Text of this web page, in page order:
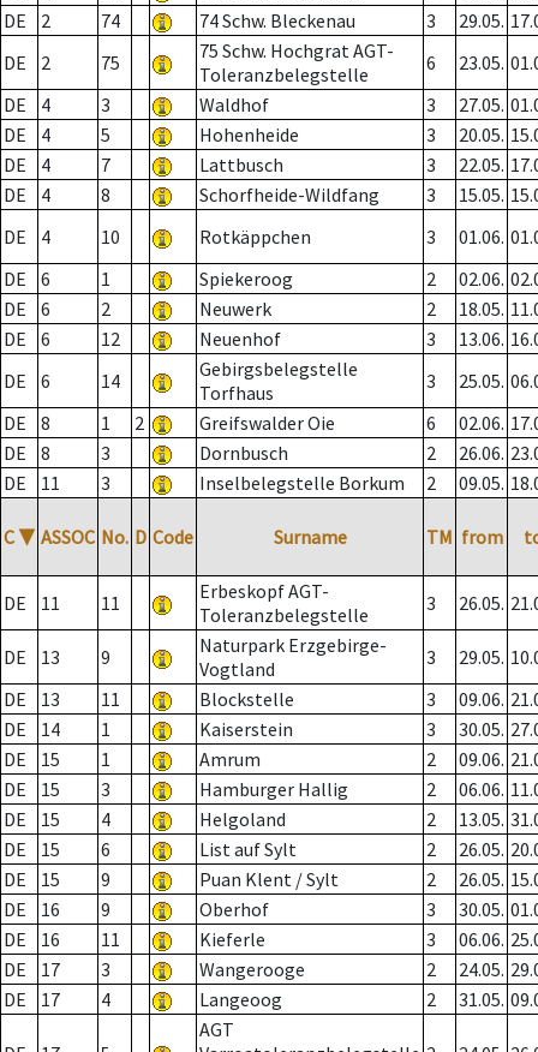
DE
2 74 74 Schw. Bleckenau 3 29.05.
DE
2 75
75 Schw. Hochgrat AGT-
Toleranzbelegstelle
6 23.05.
DE
4 3 Waldhof 3 27.05.
DE
4 5 Hohenheide 3 20.05.
DE
4 7 Lattbusch 3 22.05.
DE
4 8 Schorfheide-Wildfang 3 15.05.
DE
4 10 Rotkäppchen 3 01.06.
DE
6 1 Spiekeroog 2 02.06.
DE
6 2 Neuwerk 2 18.05.
DE
6 12 Neuenhof 3 13.06.
DE
6 14
Gebirgsbelegstelle
Torfhaus
3 25.05.
DE
8 1 2 Greifswalder Oie 6 02.06.
DE
8 3 Dornbusch 2 26.06.
DE
11 3 Inselbelegstelle Borkum 2 09.05.
C ▼ ASSOC No. D Code Surname TM from
DE 11 11
Erbeskopf AGT-
Toleranzbelegstelle
3 26.05.
DE 13 9
Naturpark Erzgebirge-
Vogtland
3 29.05.
DE
13 11 Blockstelle 3 09.06.
DE
14 1 Kaiserstein 3 30.05.
DE
15 1 Amrum 2 09.06.
DE
15 3 Hamburger Hallig 2 06.06.
DE
15 4 Helgoland 2 13.05.
DE
15 6 List auf Sylt 2 26.05.
DE
15 9 Puan Klent / Sylt 2 26.05.
DE
16 9 Oberhof 3 30.05.
DE
16 11 Kieferle 3 06.06.
DE
17 3 Wangerooge 2 24.05.
DE
17 4 Langeoog 2 31.05.
AGT